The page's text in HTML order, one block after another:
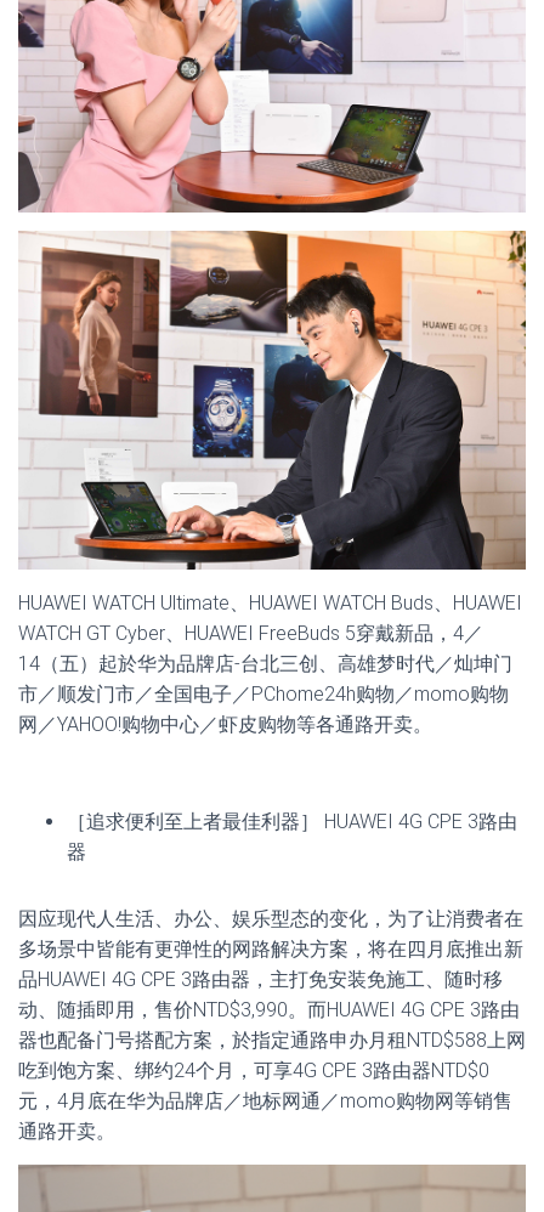
HUAWEI WATCH Ultimate、HUAWEI WATCH Buds、HUAWEI
WATCH GT Cyber、HUAWEI FreeBuds 5穿戴新品，4／
14（五）起於华为品牌店-台北三创、高雄梦时代／灿坤门
市／顺发门市／全国电子／PChome24h购物／momo购物
网／YAHOO!购物中心／虾皮购物等各通路开卖。
［追求便利至上者最佳利器］ HUAWEI 4G CPE 3路由
器
因应现代人生活、办公、娱乐型态的变化，为了让消费者在
多场景中皆能有更弹性的网路解决方案，将在四月底推出新
品HUAWEI 4G CPE 3路由器，主打免安装免施工、随时移
动、随插即用，售价NTD$3,990。而HUAWEI 4G CPE 3路由
器也配备门号搭配方案，於指定通路申办月租NTD$588上网
吃到饱方案、绑约24个月，可享4G CPE 3路由器NTD$0
元，4月底在华为品牌店／地标网通／momo购物网等销售
通路开卖。